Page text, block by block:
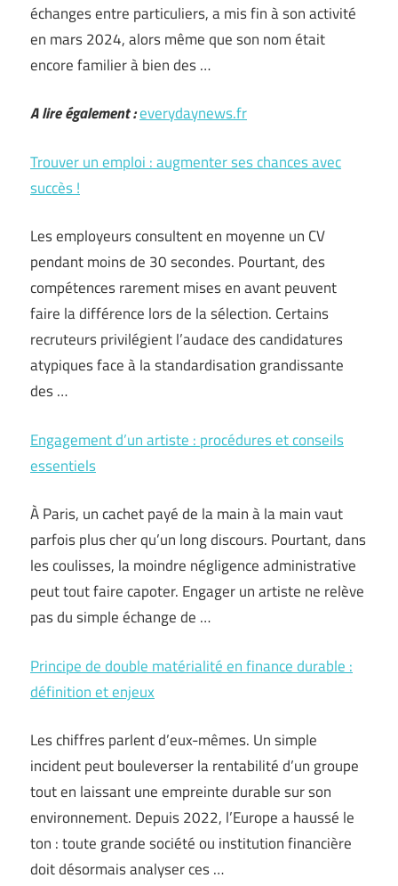
échanges entre particuliers, a mis fin à son activité
en mars 2024, alors même que son nom était
encore familier à bien des …
A lire également :everydaynews.fr
Trouver un emploi : augmenter ses chances avec
succès !
Les employeurs consultent en moyenne un CV
pendant moins de 30 secondes. Pourtant, des
compétences rarement mises en avant peuvent
faire la différence lors de la sélection. Certains
recruteurs privilégient l’audace des candidatures
atypiques face à la standardisation grandissante
des …
Engagement d’un artiste : procédures et conseils
essentiels
À Paris, un cachet payé de la main à la main vaut
parfois plus cher qu’un long discours. Pourtant, dans
les coulisses, la moindre négligence administrative
peut tout faire capoter. Engager un artiste ne relève
pas du simple échange de …
Principe de double matérialité en finance durable :
définition et enjeux
Les chiffres parlent d’eux-mêmes. Un simple
incident peut bouleverser la rentabilité d’un groupe
tout en laissant une empreinte durable sur son
environnement. Depuis 2022, l’Europe a haussé le
ton : toute grande société ou institution financière
doit désormais analyser ces …